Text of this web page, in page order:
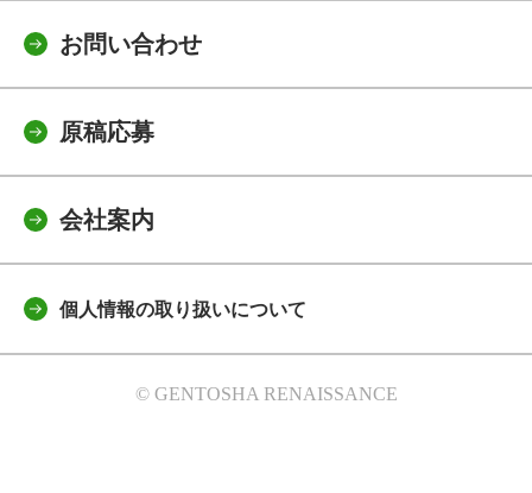
お問い合わせ
原稿応募
会社案内
個人情報の取り扱いについて
© GENTOSHA RENAISSANCE